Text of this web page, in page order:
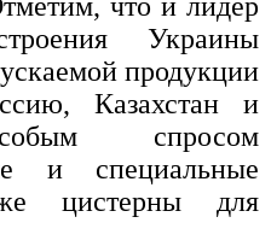
Украины
продукции
Казахстан и
спросом
и специальные
цистерны для